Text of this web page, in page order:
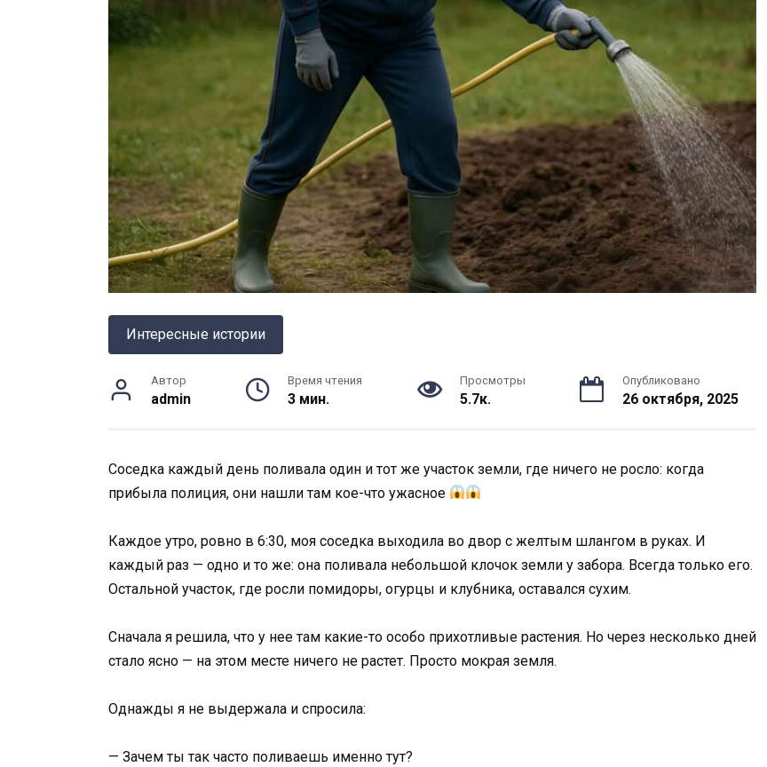
Интересные истории
Автор
admin
Время чтения
3 мин.
Просмотры
5.7к.
Опубликовано
26 октября, 2025
Соседка каждый день поливала один и тот же участок земли, где ничего не росло: когда
прибыла полиция, они нашли там кое-что ужасное
Каждое утро, ровно в 6:30, моя соседка выходила во двор с желтым шлангом в руках. И
каждый раз — одно и то же: она поливала небольшой клочок земли у забора. Всегда только его.
Остальной участок, где росли помидоры, огурцы и клубника, оставался сухим.
Сначала я решила, что у нее там какие-то особо прихотливые растения. Но через несколько дней
стало ясно — на этом месте ничего не растет. Просто мокрая земля.
Однажды я не выдержала и спросила:
— Зачем ты так часто поливаешь именно тут?